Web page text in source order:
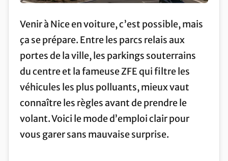
Venir à Nice en voiture, c’est possible, mais
ça se prépare. Entre les parcs relais aux
portes de la ville, les parkings souterrains
du centre et la fameuse ZFE qui filtre les
véhicules les plus polluants, mieux vaut
connaître les règles avant de prendre le
volant. Voici le mode d’emploi clair pour
vous garer sans mauvaise surprise.